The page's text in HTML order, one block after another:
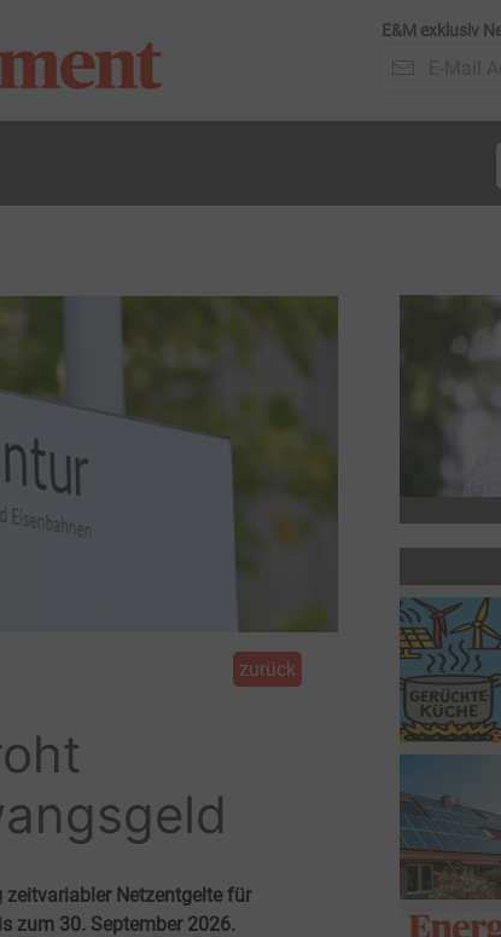
E&M exklusiv
zurück
zeitvariabler Netzentgelte für
zum 30. September 2026.